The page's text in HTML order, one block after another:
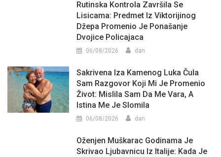
Rutinska Kontrola Završila Se
Lisicama: Predmet Iz Viktorijinog
Džepa Promenio Je Ponašanje
Dvojice Policajaca
06/08/2026 dan
Sakrivena Iza Kamenog Luka Čula
Sam Razgovor Koji Mi Je Promenio
Život: Mislila Sam Da Me Vara, A
Istina Me Je Slomila
06/08/2026 dan
Oženjen Muškarac Godinama Je
Skrivao Ljubavnicu Iz Italije: Kada Je